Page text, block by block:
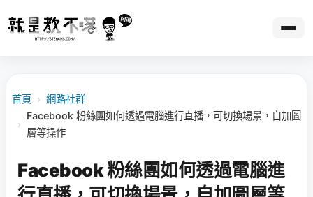
首頁 › 網路社群
›
Facebook 粉絲團如何透過電腦進行直播，可切換場景，自加圖
層等操作
Facebook 粉絲團如何透過電腦進